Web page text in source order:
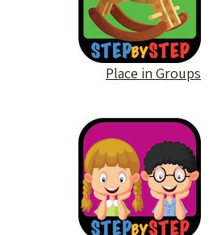
Place in Groups